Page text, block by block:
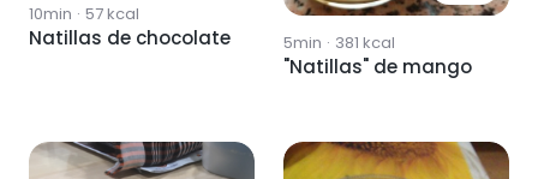
10min · 57kcal
Natillas de chocolate 5min · 381 kcal
"Natillas" de mango